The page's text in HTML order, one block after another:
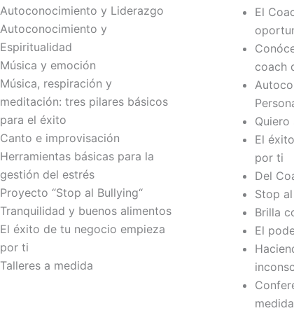
Autoconocimiento y Liderazgo
Autoconocimiento y
Espiritualidad
Música y emoción
Música, respiración y
meditación: tres pilares básicos
para el éxito
Canto e improvisación
Herramientas básicas para la
gestión del estrés
Proyecto “Stop al Bullying“
Tranquilidad y buenos alimentos
El éxito de tu negocio empieza
por ti
Talleres a medida
El
coach
Quiero
El
por ti
Del
Stop
Brilla
El
medida